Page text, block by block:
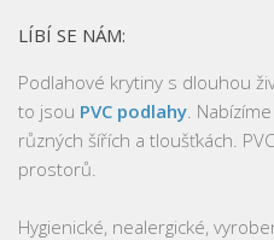
LÍBÍ SE NÁM:
Podlahové krytiny s dlouhou
to jsou PVC podlahy .
různých šířích a tloušťkách.
prostorů.
Hygienické, nealergické,